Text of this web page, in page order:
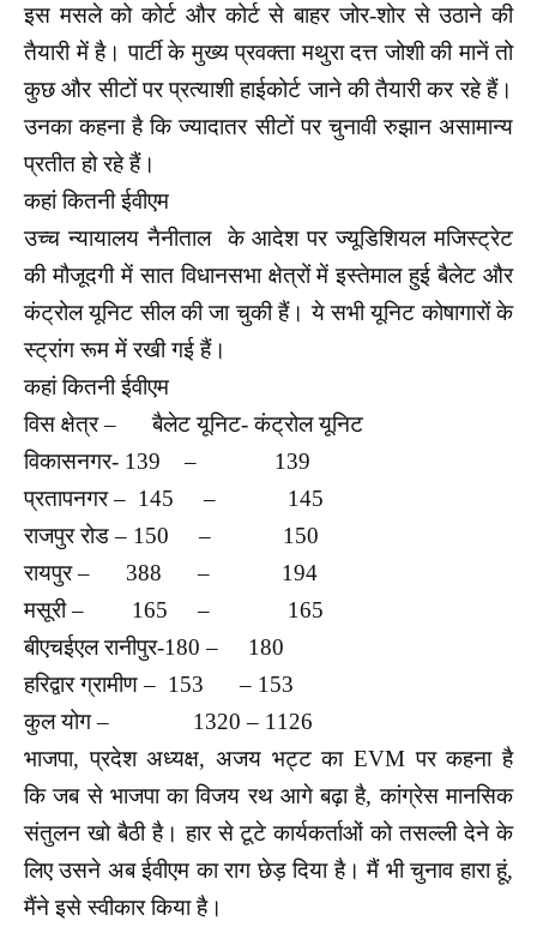
इस मसले को कोर्ट और कोर्ट से बाहर जोर-शोर से उठाने की
तैयारी में है। पार्टी के मुख्य प्रवक्ता मथुरा दत्त जोशी की मानें तो
कुछ और सीटों पर प्रत्याशी हाईकोर्ट जाने की तैयारी कर रहे हैं।
उनका कहना है कि ज्यादातर सीटों पर चुनावी रुझान असामान्य
प्रतीत हो रहे हैं।
कहां कितनी ईवीएम
उच्च न्यायालय नैनीताल के आदेश पर ज्यूडिशियल मजिस्ट्रेट
की मौजूदगी में सात विधानसभा क्षेत्रों में इस्तेमाल हुई बैलेट और
कंट्रोल यूनिट सील की जा चुकी हैं। ये सभी यूनिट कोषागारों के
स्ट्रांग रूम में रखी गई हैं।
कहां कितनी ईवीएम
विस क्षेत्र – बैलेट यूनिट- कंट्रोल यूनिट
विकासनगर- 139 – 139
प्रतापनगर – 145 – 145
राजपुर रोड – 150 – 150
रायपुर – 388 – 194
मसूरी – 165 – 165
बीएचईएल रानीपुर-180 – 180
हरिद्वार ग्रामीण – 153 – 153
कुल योग – 1320 – 1126
भाजपा, प्रदेश अध्यक्ष, अजय भट्ट का EVM पर कहना है
कि जब से भाजपा का विजय रथ आगे बढ़ा है, कांग्रेस मानसिक
संतुलन खो बैठी है। हार से टूटे कार्यकर्ताओं को तसल्ली देने के
लिए उसने अब ईवीएम का राग छेड़ दिया है। मैं भी चुनाव हारा हूं,
मैंने इसे स्वीकार किया है।